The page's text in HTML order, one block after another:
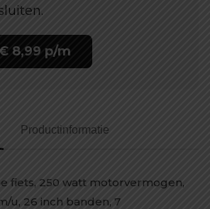
8,99 p/m
Productinformatie
fiets, 250 watt motorvermogen,
u, 26 inch banden, 7